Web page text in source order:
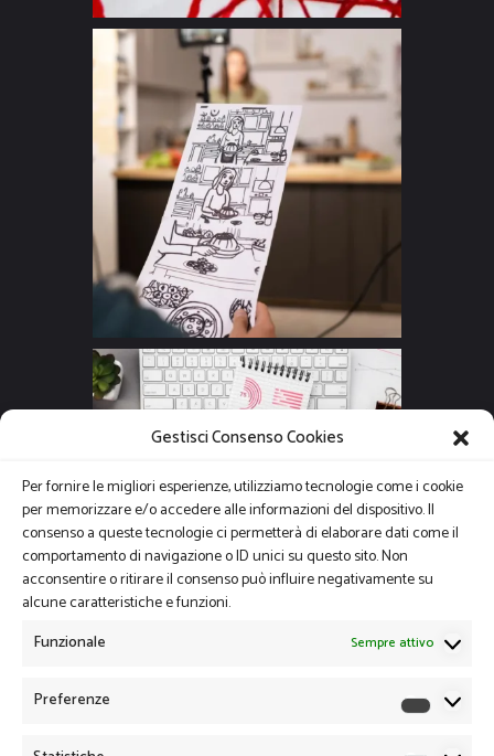
Gestisci Consenso Cookies
Per fornire le migliori esperienze, utilizziamo tecnologie come i cookie
per memorizzare e/o accedere alle informazioni del dispositivo. Il
consenso a queste tecnologie ci permetterà di elaborare dati come il
comportamento di navigazione o ID unici su questo sito. Non
acconsentire o ritirare il consenso può influire negativamente su
alcune caratteristiche e funzioni.
Funzionale
Sempre attivo
Preferenze